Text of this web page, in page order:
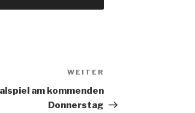
Beitrag
WEITER
am kommenden
Donnerstag